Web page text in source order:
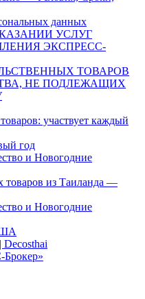
данных
УСЛУГ
ЭКСПРЕСС-
ТОВАРОВ
НЕ ПОДЛЕЖАЩИХ
участвует каждый
год
и Новогодние
из Таиланда —
и Новогодние